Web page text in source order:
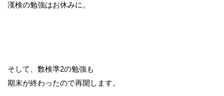
漢検の勉強はお休みに。
そして、数検準2の勉強も
期末が終わったので再開します。